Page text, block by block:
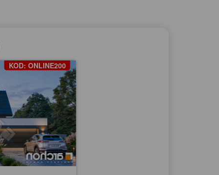
KOD: ONLINE200